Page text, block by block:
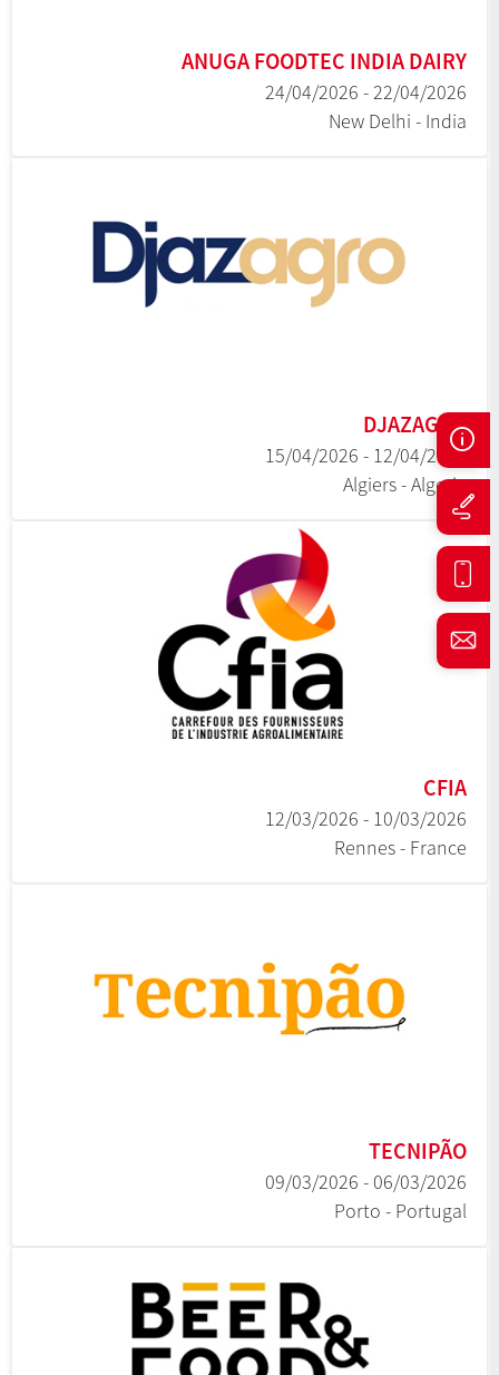
ANUGA FOODTEC INDIA DAIRY
22/04/2026 - 24/04/2026
New Delhi - India
DJAZAGRO
12/04/2026 - 15/04/2026
Algiers - Algeria
CFIA
10/03/2026 - 12/03/2026
Rennes - France
TECNIPÃO
06/03/2026 - 09/03/2026
Porto - Portugal